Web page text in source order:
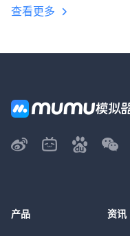
查看更多
产品 资讯